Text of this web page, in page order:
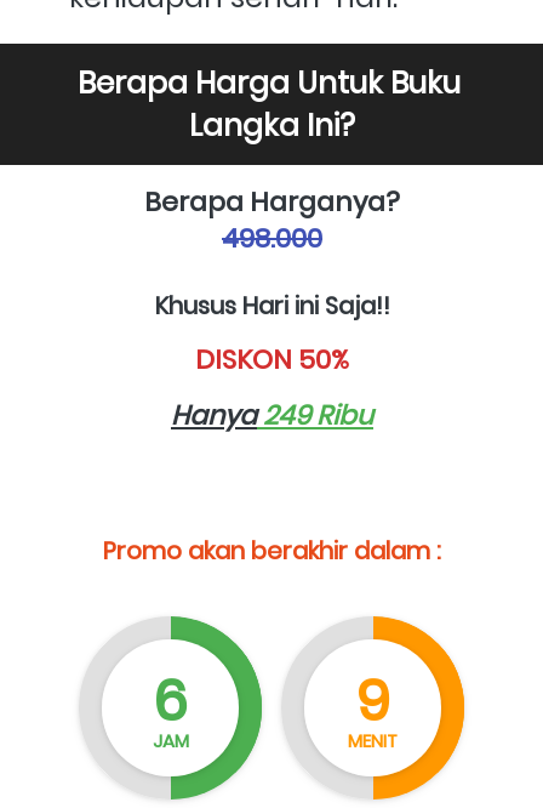
Berapa Harga Untuk Buku
Langka Ini?
Berapa Harganya?
498.000
Khusus Hari ini Saja!!
DISKON 50%
Hanya 249 Ribu
Promo akan berakhir dalam :
6
JAM
9
MENIT